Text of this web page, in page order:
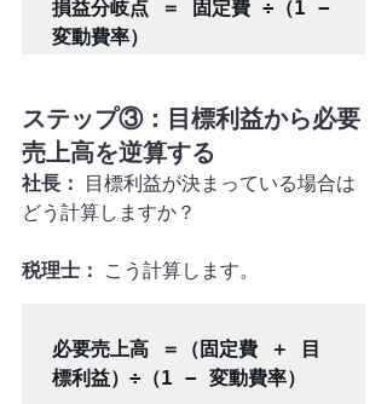
損益分岐点 ＝ 固定費 ÷（1 −
ステップ③：目標利益から必要
売上高を逆算する
社長：
目標利益が決まっている場合は
どう計算しますか？
税理士： こう計算します。
必要売上高 ＝（固定費 ＋ 目
標利益）÷（1 − 変動費率）